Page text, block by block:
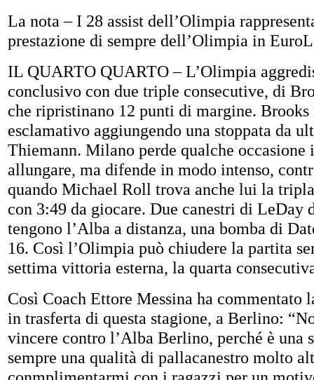
La nota – I 28 assist dell’Olimpia
prestazione di sempre dell’Olimpia in
IL QUARTO QUARTO – L’Olimpia
conclusivo con due triple consecutive, di
che ripristinano 12 punti di margine.
esclamativo aggiungendo una stoppata da
Thiemann. Milano perde qualche occasione
allungare, ma difende in modo intenso,
quando Michael Roll trova anche lui la
con 3:49 da giocare. Due canestri di LeDay
tengono l’Alba a distanza, una bomba di
16. Così l’Olimpia può chiudere la partita
settima vittoria esterna, la quarta
Così Coach Ettore Messina ha commentato
in trasferta di questa stagione, a Berlino:
vincere contro l’Alba Berlino, perché è una
sempre una qualità di pallacanestro molto